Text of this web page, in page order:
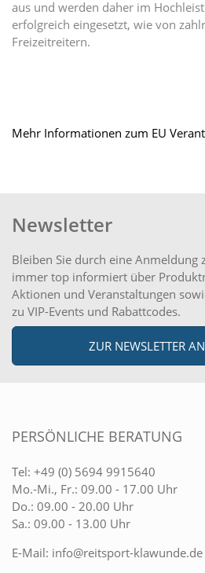
aus und werden daher im
erfolgreich eingesetzt, wie von
Freizeitreitern.
Mehr Informationen zum EU
Newsletter
Bleiben Sie durch eine Anmeldung
immer top informiert über
Aktionen und Veranstaltungen
zu VIP-Events und Rabattcodes.
ZUR NEWSLETTER
PERSÖNLICHE BERATUNG
Tel: +49 (0) 5694 9915640
Mo.-Mi., Fr.: 09.00 - 17.00 Uhr
Do.: 09.00 - 20.00 Uhr
Sa.: 09.00 - 13.00 Uhr
E-Mail: info@reitsport-klawunde.de